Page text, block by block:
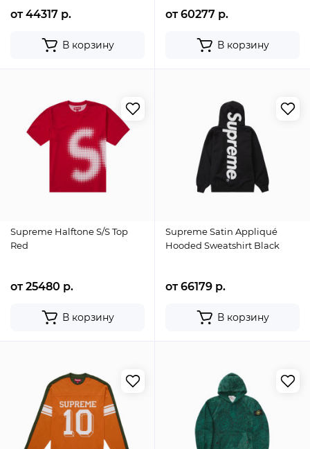
от 44317 р.
В корзину
от 60277 р.
В корзину
Supreme Halftone S/S Top
Red
от 25480 р.
В корзину
Supreme Satin Appliqué
Hooded Sweatshirt Black
от 66179 р.
В корзину